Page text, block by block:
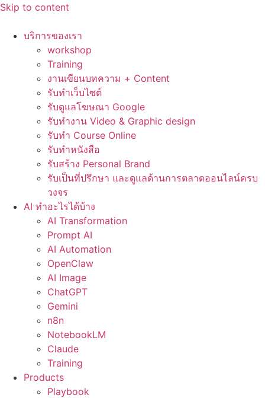
Skip to content
บริการของเรา
workshop
Training
งานเขียนบทความ + Content
รับทำเว็บไซต์
รับดูแลโฆษณา Google
รับทำงาน Video & Graphic design
รับทำ Course Online
รับทำหนังสือ
รับสร้าง Personal Brand
รับเป็นที่ปรึกษา และดูแลด้านการตลาดออนไลน์ครบ
วงจร
AI ทำอะไรได้บ้าง
AI Transformation
Prompt AI
AI Automation
OpenClaw
AI Image
ChatGPT
Gemini
n8n
NotebookLM
Claude
Training
Products
Playbook